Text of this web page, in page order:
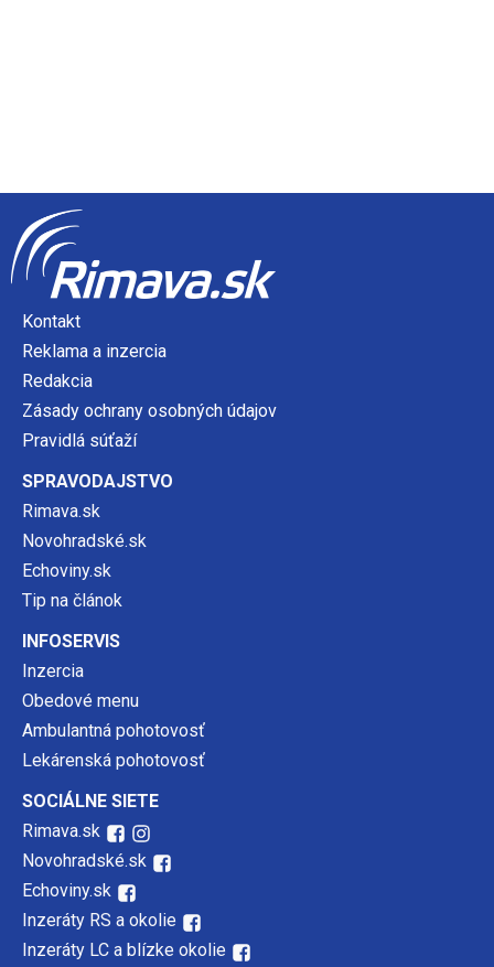
Kontakt
Reklama a inzercia
Redakcia
Zásady ochrany osobných údajov
Pravidlá súťaží
SPRAVODAJSTVO
Rimava.sk
Novohradské.sk
Echoviny.sk
Tip na článok
INFOSERVIS
Inzercia
Obedové menu
Ambulantná pohotovosť
Lekárenská pohotovosť
SOCIÁLNE SIETE
Rimava.sk
Novohradské.sk
Echoviny.sk
Inzeráty RS a okolie
Inzeráty LC a blízke okolie